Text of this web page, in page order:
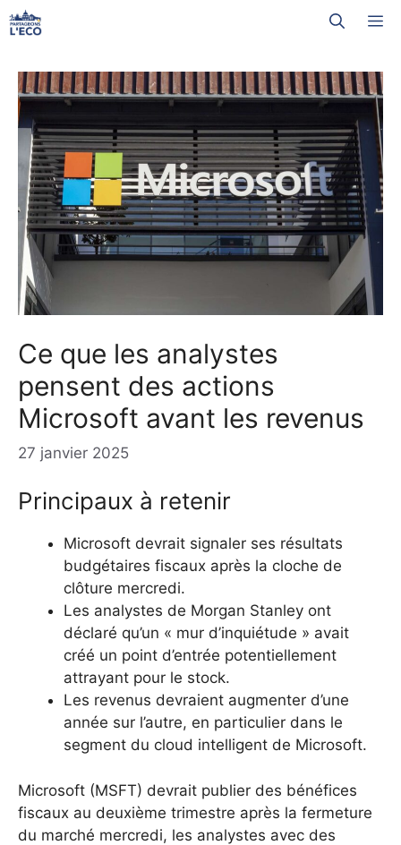
Aller
au
Ce que les analystes
pensent des actions
Microsoft avant les revenus
27 janvier 2025
Principaux à retenir
Microsoft devrait signaler ses résultats
budgétaires fiscaux après la cloche de
clôture mercredi.
Les analystes de Morgan Stanley ont
déclaré qu’un « mur d’inquiétude » avait
créé un point d’entrée potentiellement
attrayant pour le stock.
Les revenus devraient augmenter d’une
année sur l’autre, en particulier dans le
segment du cloud intelligent de Microsoft.
Microsoft (MSFT) devrait publier des bénéfices
fiscaux au deuxième trimestre après la fermeture
du marché mercredi, les analystes avec des